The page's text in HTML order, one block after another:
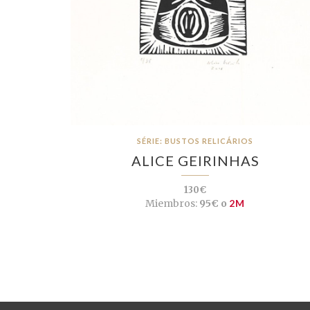
SÉRIE: BUSTOS RELICÁRIOS
ALICE GEIRINHAS
130€
Miembros: 95€ o 2M